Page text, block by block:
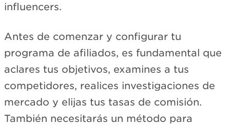
influencers.
Antes de comenzar y configurar tu
programa de afiliados, es fundamental que
aclares tus objetivos, examines a tus
competidores, realices investigaciones de
mercado y elijas tus tasas de comisión.
También necesitarás un método para